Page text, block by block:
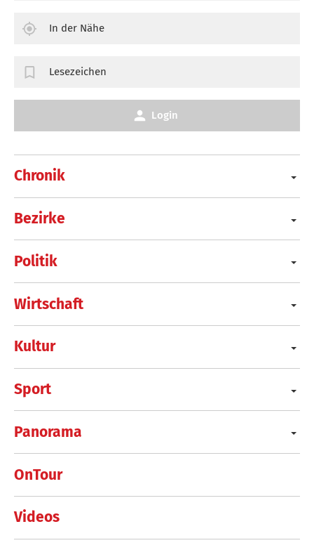
Chronik
Bezirke
Politik
Wirtschaft
Kultur
Sport
Panorama
OnTour
Videos
In der Nähe
Lesezeichen
Login